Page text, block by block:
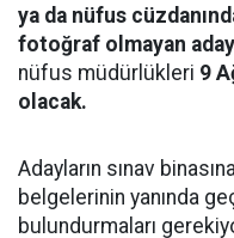
ya da nüfus
fotoğraf olmayan
nüfus müdürlükleri 9
olacak.
Adayların sınav
belgelerinin yanında
bulundurmaları